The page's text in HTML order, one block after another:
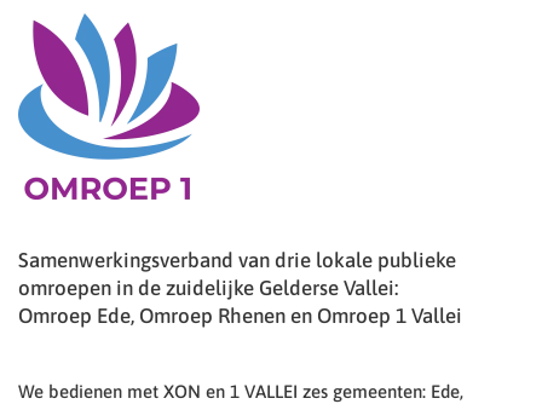
Samenwerkingsverband van drie lokale publieke
omroepen in de zuidelijke Gelderse Vallei:
Omroep Ede, Omroep Rhenen en Omroep 1 Vallei
We bedienen met XON en 1 VALLEI zes gemeenten: Ede,